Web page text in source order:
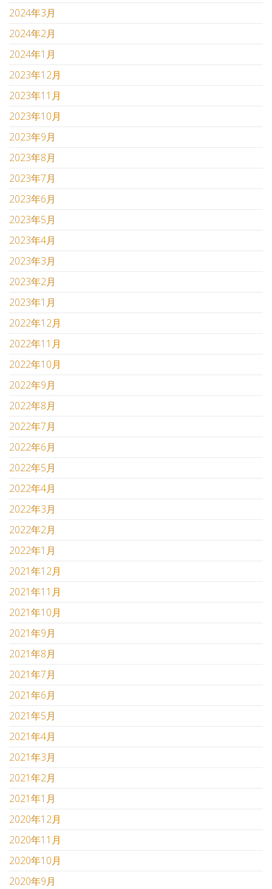
2024年3月
2024年2月
2024年1月
2023年12月
2023年11月
2023年10月
2023年9月
2023年8月
2023年7月
2023年6月
2023年5月
2023年4月
2023年3月
2023年2月
2023年1月
2022年12月
2022年11月
2022年10月
2022年9月
2022年8月
2022年7月
2022年6月
2022年5月
2022年4月
2022年3月
2022年2月
2022年1月
2021年12月
2021年11月
2021年10月
2021年9月
2021年8月
2021年7月
2021年6月
2021年5月
2021年4月
2021年3月
2021年2月
2021年1月
2020年12月
2020年11月
2020年10月
2020年9月